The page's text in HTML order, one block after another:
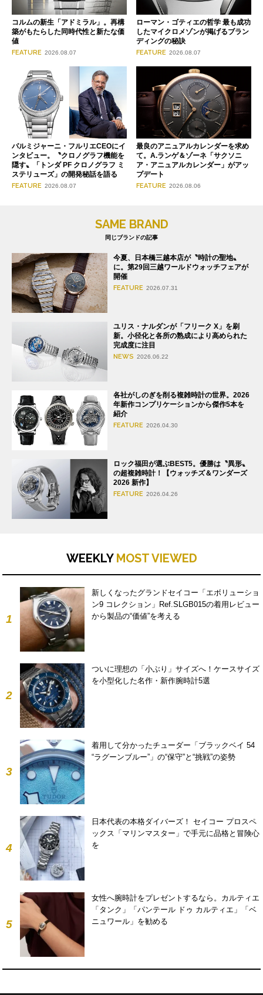
コルムの新生「アドミラル」。再構
築がもたらした同時代性と新たな価
値
FEATURE 2026.08.07
ローマン・ゴティエの哲学 最も成功
したマイクロメゾンが掲げるブラン
ディングの秘訣
FEATURE 2026.08.07
パルミジャーニ・フルリエCEOにイ
ンタビュー。〝クロノグラフ機能を
隠す〟「トンダ PF クロノグラフ ミ
ステリューズ」の開発秘話を語る
FEATURE 2026.08.07
最良のアニュアルカレンダーを求め
て。A.ランゲ＆ゾーネ「サクソニ
ア・アニュアルカレンダー」がアッ
プデート
FEATURE 2026.08.06
SAME BRAND
同じブランドの記事
今夏、日本橋三越本店が〝時計の聖地〟
に。第29回三越ワールドウォッチフェアが
開催
FEATURE 2026.07.31
ユリス・ナルダンが「フリーク X」を刷
新。小径化と各所の熟成により高められた
完成度に注目
NEWS 2026.06.22
各社がしのぎを削る複雑時計の世界。2026
年新作コンプリケーションから傑作5本を
紹介
FEATURE 2026.04.30
ロック福田が選ぶBEST5。優勝は〝異形〟
の超複雑時計！【ウォッチズ＆ワンダーズ
2026 新作】
FEATURE 2026.04.26
WEEKLY MOST VIEWED
1
新しくなったグランドセイコー「エボリューショ
ン9 コレクション」Ref.SLGB015の着用レビュー
から製品の“価値”を考える
2
ついに理想の「小ぶり」サイズへ！ケースサイズ
を小型化した名作・新作腕時計5選
3
着用して分かったチューダー「ブラックベイ 54
“ラグーンブルー”」の“保守”と“挑戦”の姿勢
4
日本代表の本格ダイバーズ！ セイコー プロスペ
ックス「マリンマスター」で手元に品格と冒険心
を
5
女性へ腕時計をプレゼントするなら。カルティエ
「タンク」「パンテール ドゥ カルティエ」「ベ
ニュワール」を勧める